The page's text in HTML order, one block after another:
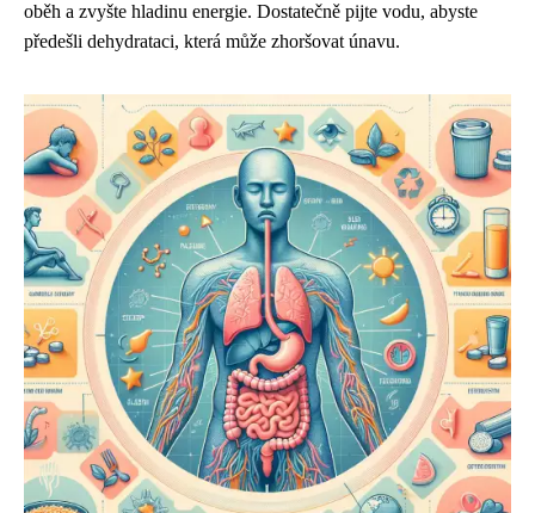
oběh a zvyšte hladinu energie. Dostatečně pijte vodu, abyste
předešli dehydrataci, která může zhoršovat únavu.